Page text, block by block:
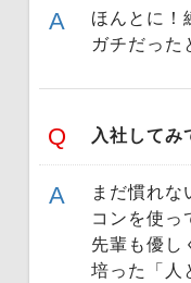
ほんとに！
ガチだった
入社してみ
まだ慣れな
コンを使っ
先輩も優し
培った「人